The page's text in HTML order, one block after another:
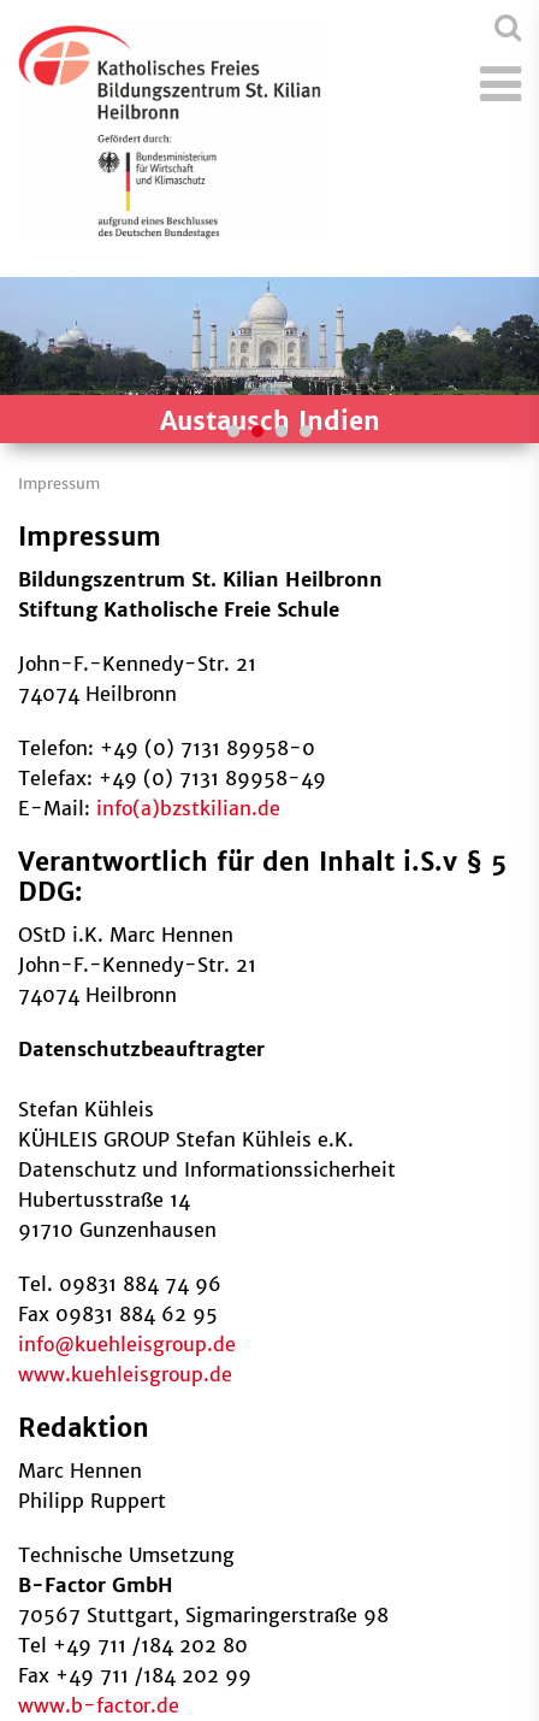
Austausch Indien
Impressum
Impressum
Bildungszentrum St. Kilian Heilbronn
Stiftung Katholische Freie Schule
John-F.-Kennedy-Str. 21
74074 Heilbronn
Telefon: +49 (0) 7131 89958-0
Telefax: +49 (0) 7131 89958-49
E-Mail: info(a)bzstkilian.de
Verantwortlich für den Inhalt i.S.v § 5
DDG:
OStD i.K. Marc Hennen
John-F.-Kennedy-Str. 21
74074 Heilbronn
Datenschutzbeauftragter
Stefan Kühleis
KÜHLEIS GROUP Stefan Kühleis e.K.
Datenschutz und Informationssicherheit
Hubertusstraße 14
91710 Gunzenhausen
Tel. 09831 884 74 96
Fax 09831 884 62 95
info@kuehleisgroup.de
www.kuehleisgroup.de
Redaktion
Marc Hennen
Philipp Ruppert
Technische Umsetzung
B-Factor GmbH
70567 Stuttgart, Sigmaringerstraße 98
Tel +49 711 /184 202 80
Fax +49 711 /184 202 99
www.b-factor.de